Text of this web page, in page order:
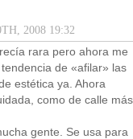
2008 19:32
rara pero ahora me
de «afilar» las
estética ya. Ahora
como de calle más
gente. Se usa para